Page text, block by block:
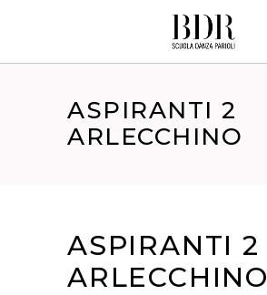
ASPIRANTI 2
ARLECCHINO
ASPIRANTI 2
ARLECCHINO